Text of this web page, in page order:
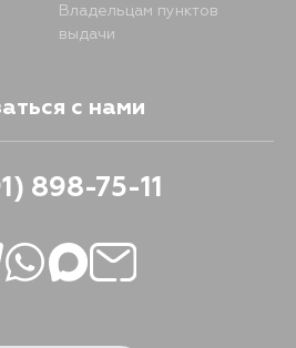
Владельцам пунктов
выдачи
с нами
898-75-11